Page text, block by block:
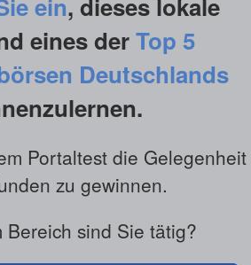
eines derTop 5
Deutschlands
Portaltest die Gelegenheit
zu gewinnen.
Bereich sind Sie tätig?